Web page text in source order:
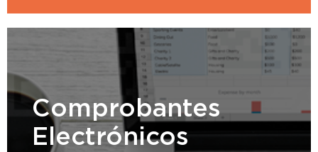
Comprobantes
Electrónicos